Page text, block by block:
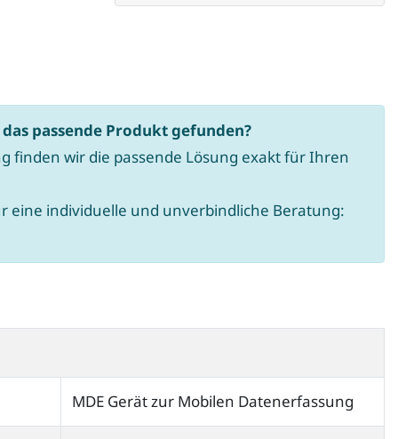
h
l
:
passende Produkt gefunden?
finden wir die passende Lösung exakt für Ihren
eine individuelle und unverbindliche Beratung:
MDE Gerät zur Mobilen Datenerfassung